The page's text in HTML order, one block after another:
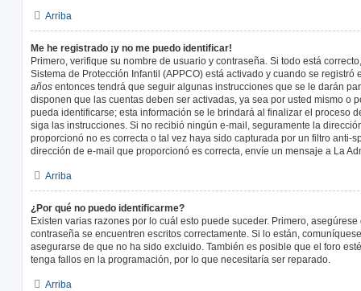
Arriba
Me he registrado ¡y no me puedo identificar!
Primero, verifique su nombre de usuario y contraseña. Si todo está
Sistema de Protección Infantil (APPCO) está activado y cuando se
años entonces tendrá que seguir algunas instrucciones que se le darán
disponen que las cuentas deben ser activadas, ya sea por usted mismo o
pueda identificarse; esta información se le brindará al finalizar el proceso
siga las instrucciones. Si no recibió ningún e-mail, seguramente la
proporcionó no es correcta o tal vez haya sido capturada por un filtro anti-
dirección de e-mail que proporcionó es correcta, envíe un mensaje a La
Arriba
¿Por qué no puedo identificarme?
Existen varias razones por lo cuál esto puede suceder. Primero,
contraseña se encuentren escritos correctamente. Si lo están,
asegurarse de que no ha sido excluido. También es posible que el foro
tenga fallos en la programación, por lo que necesitaría ser reparado.
Arriba